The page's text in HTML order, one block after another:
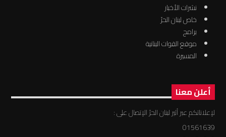
نشرات الأخبار
خاص لبنان الحرّ
برامج
موقع القوات البنانية
المسيرة
أعلن معنا
لإعلاناتكم عبر أثير لبنان الحرّ الإتصال على :
01561639